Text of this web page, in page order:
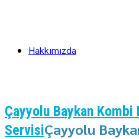
Hakkımızda
Çayyolu Baykan Kombi
ServisiÇayyolu